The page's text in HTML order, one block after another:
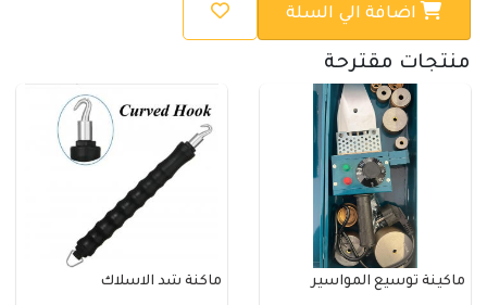
اضافة الي السلة
منتجات مقترحة
ماكينة توسيع المواسير ماكنة شد الاسلاك